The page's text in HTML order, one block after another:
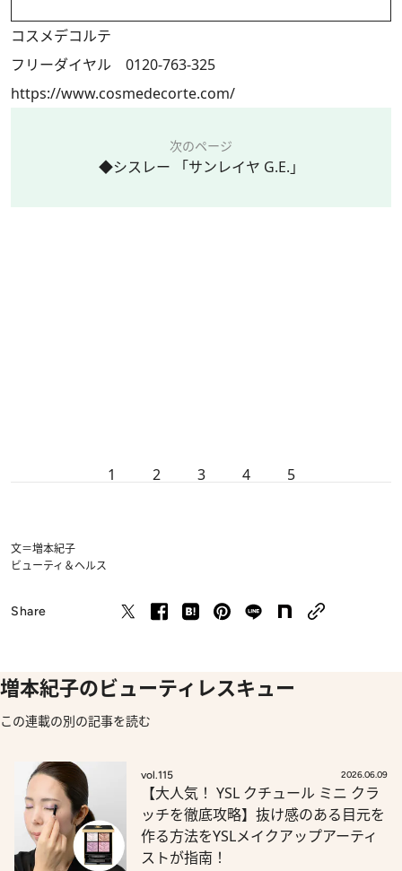
コスメデコルテ
フリーダイヤル 0120-763-325
https://www.cosmedecorte.com/
次のページ
◆シスレー 「サンレイヤ G.E.」
1 2 3 4 5
文＝増本紀子
ビューティ＆ヘルス
Share
増本紀子のビューティレスキュー
この連載の別の記事を読む
vol.115 2026.06.09
【大人気！ YSL クチュール ミニ クラ
ッチを徹底攻略】抜け感のある目元を
作る方法をYSLメイクアップアーティ
ストが指南！